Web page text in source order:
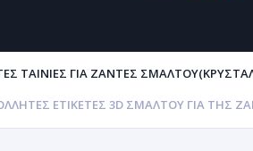
ΤΑΙΝΊΕΣ ΓΙΑ ΖΆΝΤΕΣ
ΕΤΙΚΈΤΕΣ 3D ΣΜΆΛΤΟΥ ΓΙΑ ΤΗΣ